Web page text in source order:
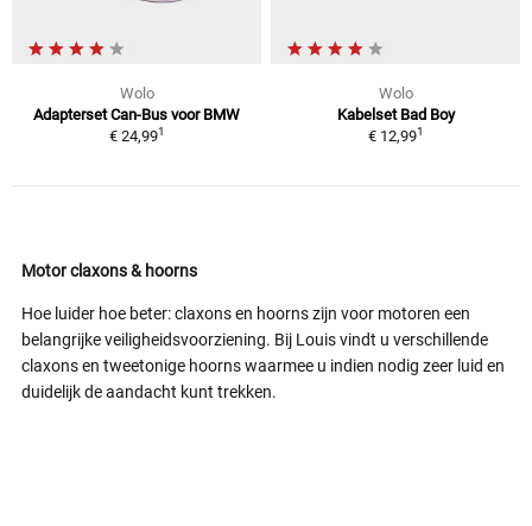
Wolo
Adapterset Can-Bus voor BMW
€ 24,991
Wolo
Kabelset Bad Boy
€ 12,991
Motor claxons & hoorns
Hoe luider hoe beter: claxons en hoorns zijn voor motoren een
belangrijke veiligheidsvoorziening. Bij Louis vindt u verschillende
claxons en tweetonige hoorns waarmee u indien nodig zeer luid en
duidelijk de aandacht kunt trekken.